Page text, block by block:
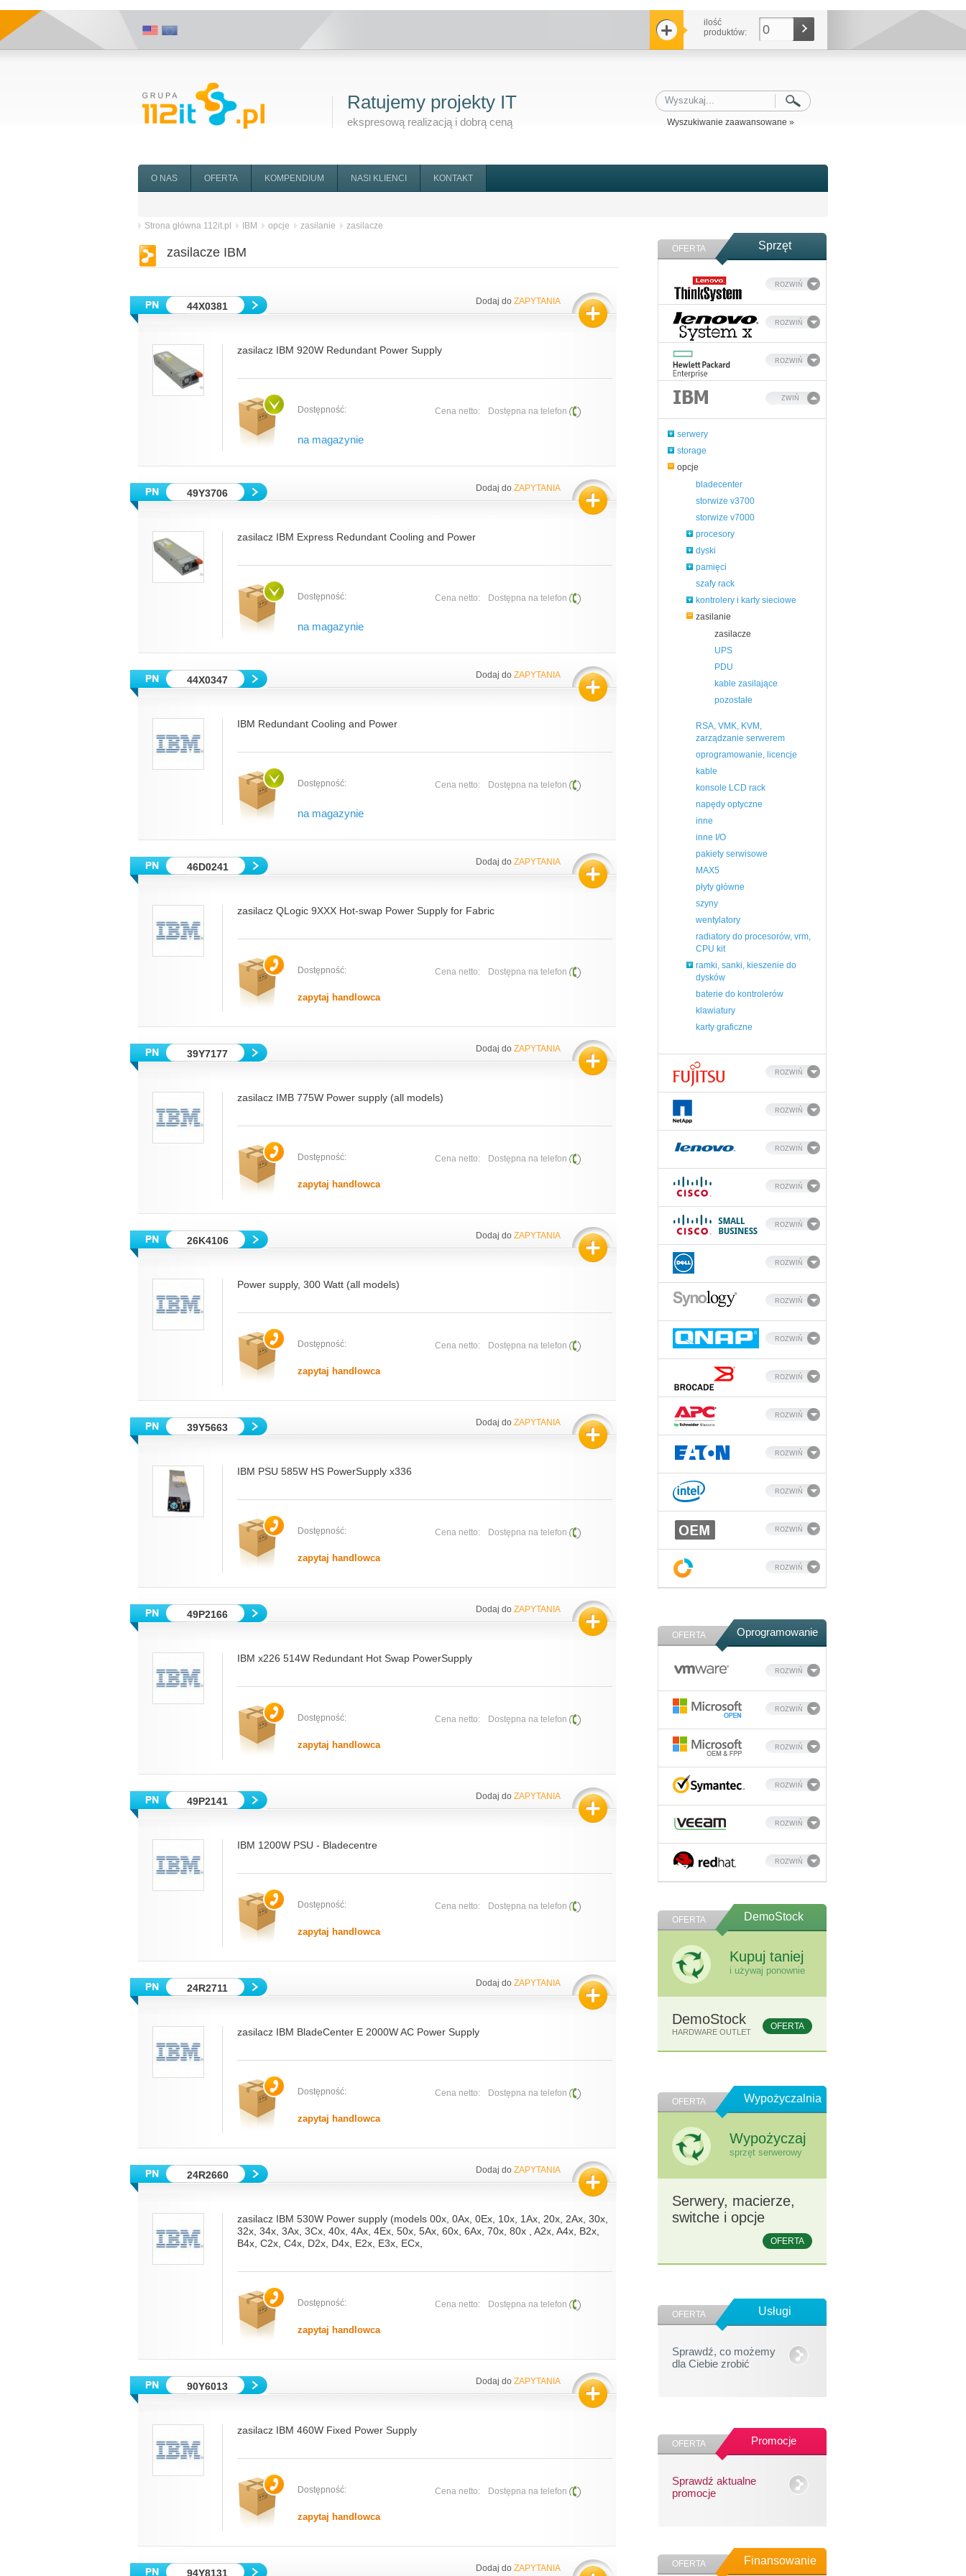
ilość
produktów:
0
Ratujemy projekty IT
ekspresową realizacją i dobrą ceną Wyszukiwanie zaawansowane »
O NAS OFERTA KOMPENDIUM NASI KLIENCI KONTAKT
OFERTA Sprzęt
ROZWIŃ
ROZWIŃ
ROZWIŃ
ZWIŃ
serwery
storage
opcje
bladecenter
storwize v3700
storwize v7000
procesory
dyski
pamięci
szafy rack
kontrolery i karty sieciowe
zasilanie
zasilacze
UPS
PDU
kable zasilające
pozostałe
RSA, VMK, KVM,
zarządzanie serwerem
oprogramowanie, licencje
kable
konsole LCD rack
napędy optyczne
inne
inne I/O
pakiety serwisowe
MAX5
płyty główne
szyny
wentylatory
radiatory do procesorów, vrm,
CPU kit
ramki, sanki, kieszenie do
dysków
baterie do kontrolerów
klawiatury
karty graficzne
ROZWIŃ
ROZWIŃ
ROZWIŃ
ROZWIŃ
ROZWIŃ
ROZWIŃ
ROZWIŃ
ROZWIŃ
ROZWIŃ
ROZWIŃ
ROZWIŃ
ROZWIŃ
ROZWIŃ
ROZWIŃ
OFERTA Oprogramowanie
ROZWIŃ
ROZWIŃ
ROZWIŃ
ROZWIŃ
ROZWIŃ
ROZWIŃ
OFERTA DemoStock
Kupuj taniej
i używaj ponownie
DemoStock OFERTA
HARDWARE OUTLET
OFERTA Wypożyczalnia
Wypożyczaj
sprzęt serwerowy
Serwery, macierze,
switche i opcje
OFERTA
OFERTA Usługi
Sprawdź, co możemy
dla Ciebie zrobić
OFERTA Promocje
Sprawdź aktualne
promocje
OFERTA Finansowanie
Strona główna 112it.pl IBM opcje zasilanie zasilacze
zasilacze IBM
44X0381 Dodaj do ZAPYTANIA
zasilacz IBM 920W Redundant Power Supply
Dostępność:
na magazynie
Cena netto: Dostępna na telefon
49Y3706 Dodaj do ZAPYTANIA
zasilacz IBM Express Redundant Cooling and Power
Dostępność:
na magazynie
Cena netto: Dostępna na telefon
44X0347 Dodaj do ZAPYTANIA
IBM Redundant Cooling and Power
Dostępność:
na magazynie
Cena netto: Dostępna na telefon
46D0241 Dodaj do ZAPYTANIA
zasilacz QLogic 9XXX Hot-swap Power Supply for Fabric
Dostępność:
zapytaj handlowca
Cena netto: Dostępna na telefon
39Y7177 Dodaj do ZAPYTANIA
zasilacz IMB 775W Power supply (all models)
Dostępność:
zapytaj handlowca
Cena netto: Dostępna na telefon
26K4106 Dodaj do ZAPYTANIA
Power supply, 300 Watt (all models)
Dostępność:
zapytaj handlowca
Cena netto: Dostępna na telefon
39Y5663 Dodaj do ZAPYTANIA
IBM PSU 585W HS PowerSupply x336
Dostępność:
zapytaj handlowca
Cena netto: Dostępna na telefon
49P2166 Dodaj do ZAPYTANIA
IBM x226 514W Redundant Hot Swap PowerSupply
Dostępność:
zapytaj handlowca
Cena netto: Dostępna na telefon
49P2141 Dodaj do ZAPYTANIA
IBM 1200W PSU - Bladecentre
Dostępność:
zapytaj handlowca
Cena netto: Dostępna na telefon
24R2711 Dodaj do ZAPYTANIA
zasilacz IBM BladeCenter E 2000W AC Power Supply
Dostępność:
zapytaj handlowca
Cena netto: Dostępna na telefon
24R2660 Dodaj do ZAPYTANIA
zasilacz IBM 530W Power supply (models 00x, 0Ax, 0Ex, 10x, 1Ax, 20x, 2Ax, 30x,
32x, 34x, 3Ax, 3Cx, 40x, 4Ax, 4Ex, 50x, 5Ax, 60x, 6Ax, 70x, 80x , A2x, A4x, B2x,
B4x, C2x, C4x, D2x, D4x, E2x, E3x, ECx,
Dostępność:
zapytaj handlowca
Cena netto: Dostępna na telefon
90Y6013 Dodaj do ZAPYTANIA
zasilacz IBM 460W Fixed Power Supply
Dostępność:
zapytaj handlowca
Cena netto: Dostępna na telefon
94Y8131 Dodaj do ZAPYTANIA